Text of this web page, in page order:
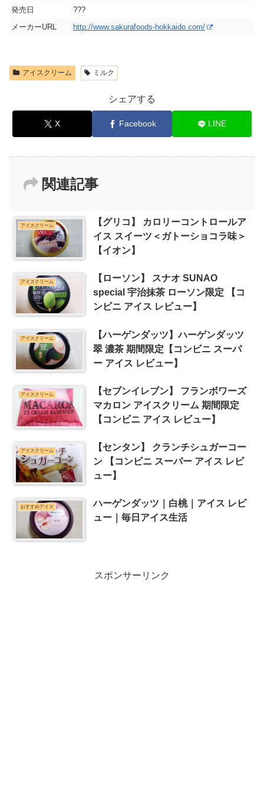
発売日
???
メーカーURL
http://www.sakurafoods-hokkaido.com/
アイスクリーム ミルク
シェアする
X Facebook LINE
関連記事
アイスクリーム
【グリコ】 カロリーコントロールア
イス スイーツ＜ガトーショコラ味＞
【イオン】
アイスクリーム
【ローソン】 スナオ SUNAO
special 宇治抹茶 ローソン限定 【コ
ンビニ アイス レビュー】
アイスクリーム
【ハーゲンダッツ】ハーゲンダッツ
翠 濃茶 期間限定【コンビニ スーパ
ー アイス レビュー】
アイスクリーム
【セブンイレブン】 フランボワーズ
マカロン アイスクリーム 期間限定
【コンビニ アイス レビュー】
アイスクリーム
【センタン】 クランチシュガーコー
ン 【コンビニ スーパー アイス レビ
ュー】
おすすめアイス
ハーゲンダッツ｜白桃｜アイス レビ
ュー｜毎日アイス生活
スポンサーリンク